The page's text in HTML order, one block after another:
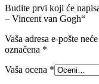
Budite prvi koji će
– Vincent van Gogh“
Vaša adresa e-pošte
označena *
Vaša ocena *